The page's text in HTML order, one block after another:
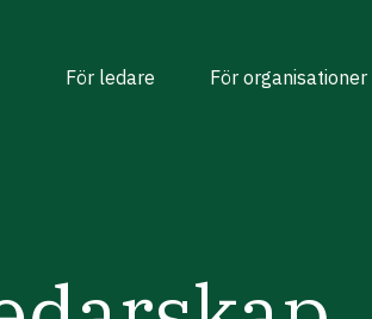
För ledare För organisationer